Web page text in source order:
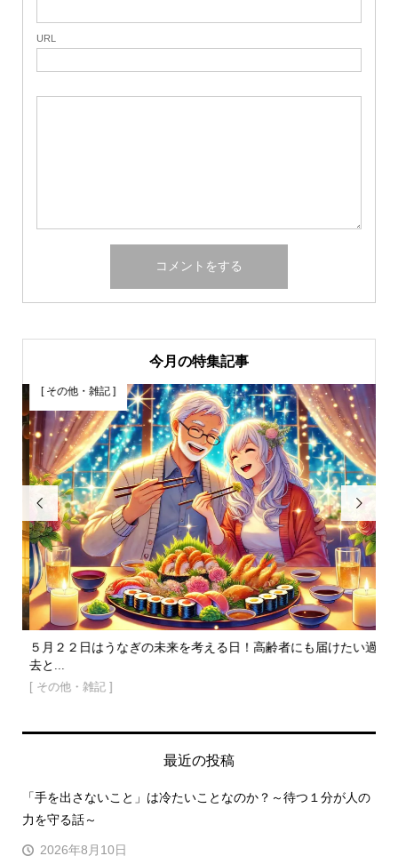
URL
今月の特集記事

５月２２日はうなぎの未来を考える日！高齢者にも届けたい過
去と...
[ その他・雑記 ]
[ その他・雑記 ]

最近の投稿
「手を出さないこと」は冷たいことなのか？～待つ１分が人の
力を守る話～
2026年8月10日